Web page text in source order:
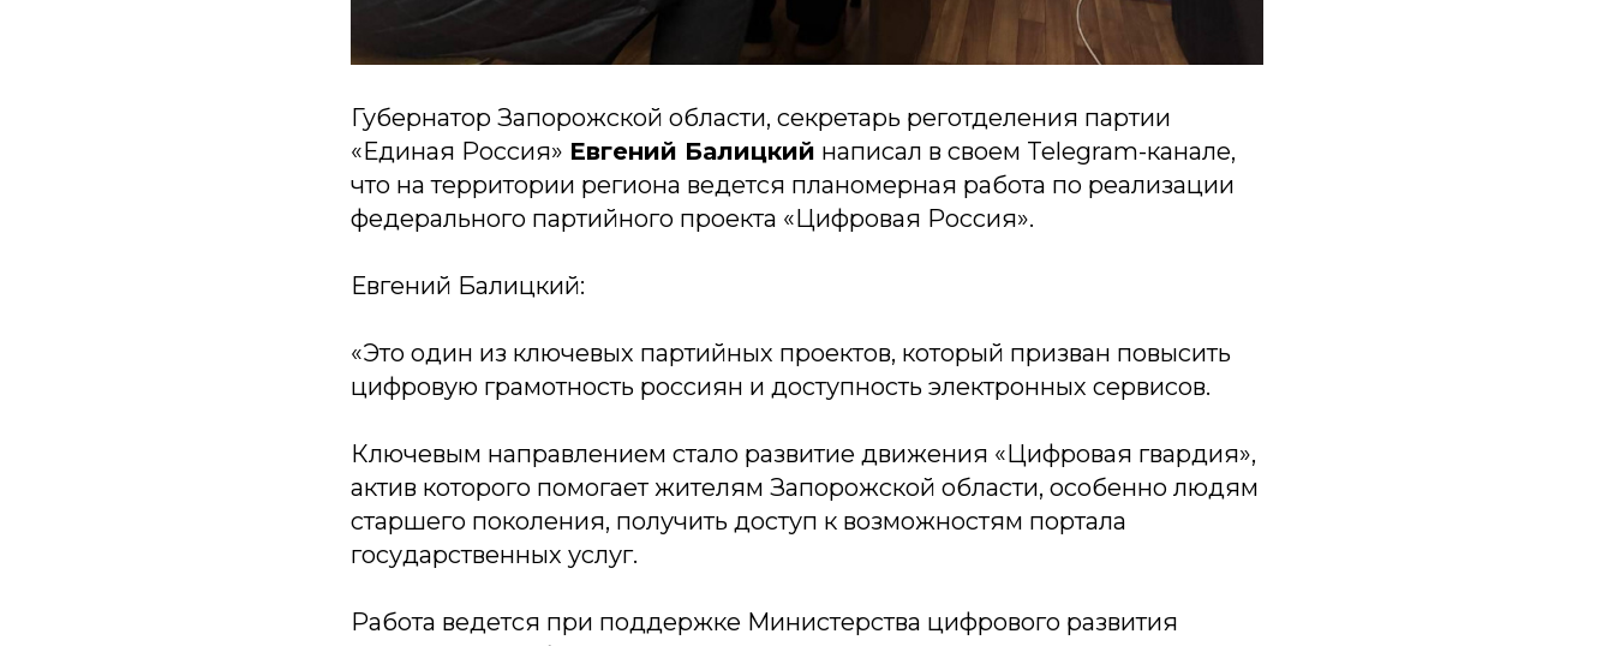
Губернатор Запорожской области, секретарь реготделения партии
«Единая Россия» Евгений Балицкий написал в своем Telegram-канале,
что на территории региона ведется планомерная работа по реализации
федерального партийного проекта «Цифровая Россия».
Евгений Балицкий:
«Это один из ключевых партийных проектов, который призван повысить
цифровую грамотность россиян и доступность электронных сервисов.
Ключевым направлением стало развитие движения «Цифровая гвардия»,
актив которого помогает жителям Запорожской области, особенно людям
старшего поколения, получить доступ к возможностям портала
государственных услуг.
Работа ведется при поддержке Министерства цифрового развития